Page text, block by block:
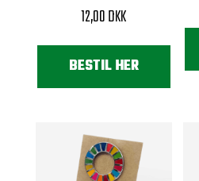
12,00DKK
BESTIL HER